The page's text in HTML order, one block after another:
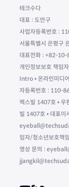
테크수다
대표 : 도안구
사업자등록번호 :
서울특별시 은평구
대표전화 : +82-
개인정보보호 책임
Intro • 온라인미디
자등록번호 : 110-
렉스빌 1407호 • 우
빌 1407호 • 대표이
임자/청소년보호
영상 문의 :